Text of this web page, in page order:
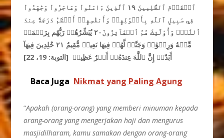
ٱلۡقَوۡمَ ٱلظَّٰلِمِينَ ١٩ ٱلَّذِينَ ءَامَنُواْ وَهَاجَرُواْ وَجَٰهَدُواْ
فِي سَبِيلِ ٱللَّهِ بِأَمۡوَٰلِهِمۡ وَأَنفُسِهِمۡ أَعۡظَمُ دَرَجَةً عِندَ
ٱللَّهِۚ وَأُوْلَٰٓئِكَ هُمُ ٱلۡفَآئِزُونَ٢٠ يُبَشِّرُهُمۡ رَبُّهُم بِرَحۡمَة
مِّنۡهُ وَرِضۡوَٰن وَجَنَّٰت
لَّهُمۡ فِيهَا نَعِيمٞ مُّقِيمٌ ٢١ خَٰلِدِينَ فِيهَآ
أَبَدًاۚ إِنَّ ٱللَّهَ عِندَهُۥٓ أَجۡرٌ عَظِيمٞ [التوبة: 19، 22]
Baca Juga Nikmat yang Paling Agung
“Apakah (orang-orang) yang memberi minuman kepada
orang-orang yang mengerjakan haji dan mengurus
masjidilharam, kamu samakan dengan orang-orang